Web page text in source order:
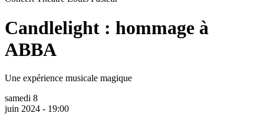
Candlelight : hommage à
ABBA
Une expérience musicale magique
samedi 8
juin 2024 - 19:00